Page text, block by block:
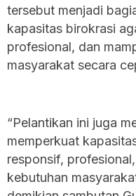
tersebut menjadi
kapasitas birokrasi
profesional, dan
masyarakat secara
‎“Pelantikan ini juga
memperkuat
responsif,
kebutuhan